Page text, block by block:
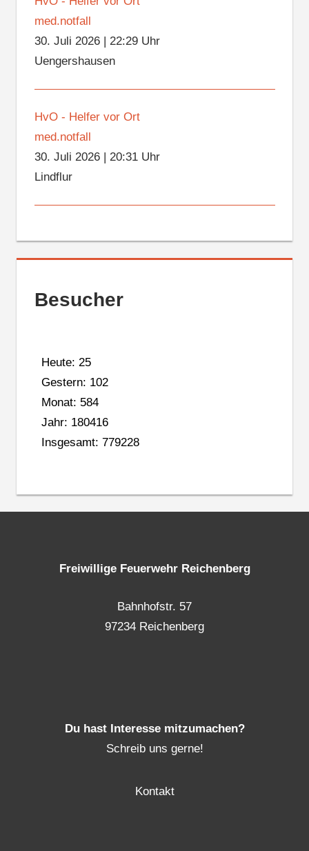
med.notfall
30. Juli 2026| 22:29 Uhr
Uengershausen
HvO - Helfer vor Ort
med.notfall
30. Juli 2026| 20:31 Uhr
Lindflur
Besucher
Heute: 25
Gestern: 102
Monat: 584
Jahr: 180416
Insgesamt: 779228
Freiwillige Feuerwehr Reichenberg
Bahnhofstr. 57
97234 Reichenberg
Du hast Interesse mitzumachen?
Schreib uns gerne!
Kontakt